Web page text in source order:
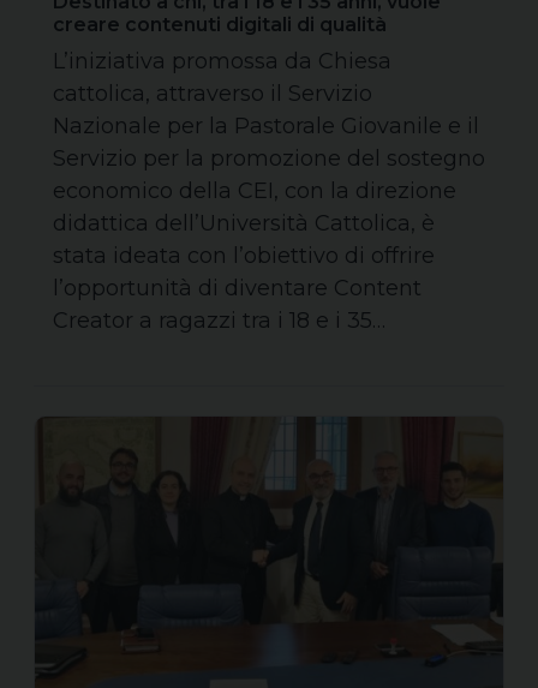
creare contenuti digitali di qualità
L’iniziativa promossa da Chiesa
cattolica, attraverso il Servizio
Nazionale per la Pastorale Giovanile e il
Servizio per la promozione del sostegno
economico della CEI, con la direzione
didattica dell’Università Cattolica, è
stata ideata con l’obiettivo di offrire
l’opportunità di diventare Content
Creator a ragazzi tra i 18 e i 35…